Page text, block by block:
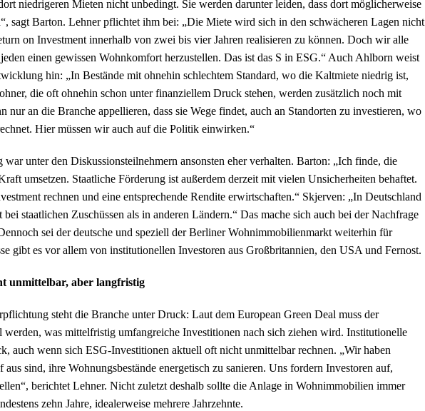
niedrigeren Mieten nicht unbedingt. Sie werden darunter leiden, dass dort möglicherweise
sagt Barton. Lehner pflichtet ihm bei: „Die Miete wird sich in den schwächeren Lagen nicht
on Investment innerhalb von zwei bis vier Jahren realisieren zu können. Doch wir alle
einen gewissen Wohnkomfort herzustellen. Das ist das S in ESG.“ Auch Ahlborn weist
hin: „In Bestände mit ohnehin schlechtem Standard, wo die Kaltmiete niedrig ist,
die oft ohnehin schon unter finanziellem Druck stehen, werden zusätzlich noch mit
nur an die Branche appellieren, dass sie Wege findet, auch an Standorten zu investieren, wo
Hier müssen wir auch auf die Politik einwirken.“
unter den Diskussionsteilnehmern ansonsten eher verhalten. Barton: „Ich finde, die
umsetzen. Staatliche Förderung ist außerdem derzeit mit vielen Unsicherheiten behaftet.
rechnen und eine entsprechende Rendite erwirtschaften.“ Skjerven: „In Deutschland
staatlichen Zuschüssen als in anderen Ländern.“ Das mache sich auch bei der Nachfrage
sei der deutsche und speziell der Berliner Wohnimmobilienmarkt weiterhin für
gibt es vor allem von institutionellen Investoren aus Großbritannien, den USA und Fernost.
unmittelbar, aber langfristig
steht die Branche unter Druck: Laut dem European Green Deal muss der
werden, was mittelfristig umfangreiche Investitionen nach sich ziehen wird. Institutionelle
auch wenn sich ESG-Investitionen aktuell oft nicht unmittelbar rechnen. „Wir haben
sind, ihre Wohnungsbestände energetisch zu sanieren. Uns fordern Investoren auf,
berichtet Lehner. Nicht zuletzt deshalb sollte die Anlage in Wohnimmobilien immer
zehn Jahre, idealerweise mehrere Jahrzehnte.